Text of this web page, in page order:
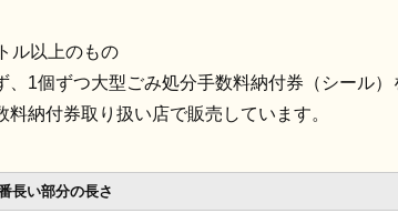
ル以上のもの
1個ずつ大型ごみ処分手数料納付券（シール
納付券取り扱い店で販売しています。
長い部分の長さ